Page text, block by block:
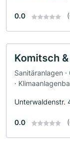
0.0
Komitsch
Sanitäranlagen
·
Unterwaldenstr.
0.0